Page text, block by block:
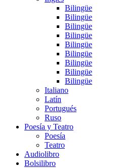
Bilingüe
Bilingüe
Bilingüe
Bilingüe
Bilingüe
Bilingüe
Bilingüe
Bilingüe
Bilingüe
Italiano
Latín
Portugués
Ruso
Poesía y Teatro
Poesía
Teatro
Audiolibro
Bolsilibro